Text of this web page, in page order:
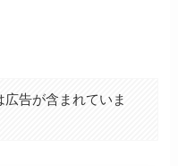
広告が含まれていま